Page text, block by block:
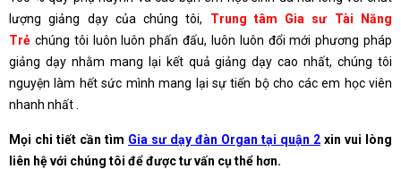
lượng giảng dạy của chúng tôi, Trung tâm Gia sư Tài Năng
Trẻ chúng tôi luôn luôn phấn đấu, luôn luôn đổi mới phương pháp
giảng dạy nhằm mang lại kết quả giảng dạy cao nhất, chúng tôi
nguyện làm hết sức mình mang lại sự tiến bộ cho các em học viên
nhanh nhất .
Mọi chi tiết cần tìm Gia sư dạy đàn Organ tại quận 2 xin vui lòng
liên hệ với chúng tôi để được tư vấn cụ thể hơn.